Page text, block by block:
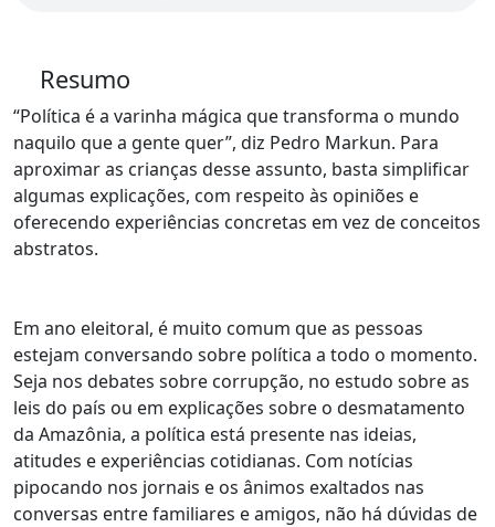
Resumo
“Política é a varinha mágica que transforma o mundo
naquilo que a gente quer”, diz Pedro Markun. Para
aproximar as crianças desse assunto, basta simplificar
algumas explicações, com respeito às opiniões e
oferecendo experiências concretas em vez de conceitos
abstratos.
Em ano eleitoral, é muito comum que as pessoas
estejam conversando sobre política a todo o momento.
Seja nos debates sobre corrupção, no estudo sobre as
leis do país ou em explicações sobre o desmatamento
da Amazônia, a política está presente nas ideias,
atitudes e experiências cotidianas. Com notícias
pipocando nos jornais e os ânimos exaltados nas
conversas entre familiares e amigos, não há dúvidas de